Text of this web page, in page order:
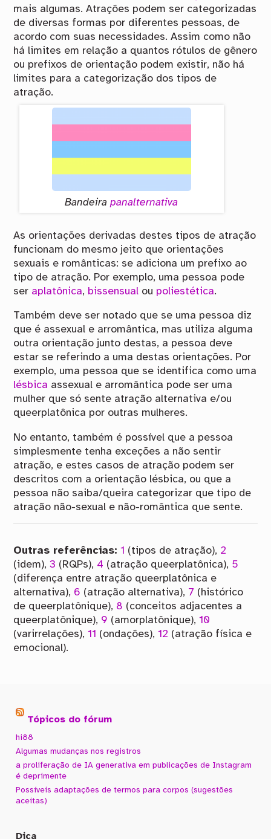
mais algumas. Atrações podem ser categorizadas
de diversas formas por diferentes pessoas, de
acordo com suas necessidades. Assim como não
há limites em relação a quantos rótulos de gênero
ou prefixos de orientação podem existir, não há
limites para a categorização dos tipos de
atração.
Bandeirapanalternativa
As orientações derivadas destes tipos de atração
funcionam do mesmo jeito que orientações
sexuais e românticas: se adiciona um prefixo ao
tipo de atração. Por exemplo, uma pessoa pode
ser aplatônica, bissensual ou poliestética.
Também deve ser notado que se uma pessoa diz
que é assexual e arromântica, mas utiliza alguma
outra orientação junto destas, a pessoa deve
estar se referindo a uma destas orientações. Por
exemplo, uma pessoa que se identifica como uma
lésbica assexual e arromântica pode ser uma
mulher que só sente atração alternativa e/ou
queerplatônica por outras mulheres.
No entanto, também é possível que a pessoa
simplesmente tenha exceções a não sentir
atração, e estes casos de atração podem ser
descritos com a orientação lésbica, ou que a
pessoa não saiba/queira categorizar que tipo de
atração não-sexual e não-romântica que sente.
Outras referências: 1 (tipos de atração), 2
(idem),3 (RQPs), 4 (atração queerplatônica), 5
(diferença entre atração queerplatônica e
alternativa), 6 (atração alternativa), 7 (histórico
de queerplatônique), 8 (conceitos adjacentes a
queerplatônique), 9 (amorplatônique),10
(varirrelações),11 (ondações),12 (atração física e
emocional).
Tópicos do fórum
hi88
Algumas mudanças nos registros
a proliferação de IA generativa em publicações de Instagram
é deprimente
Possíveis adaptações de termos para corpos (sugestões
aceitas)
Dica